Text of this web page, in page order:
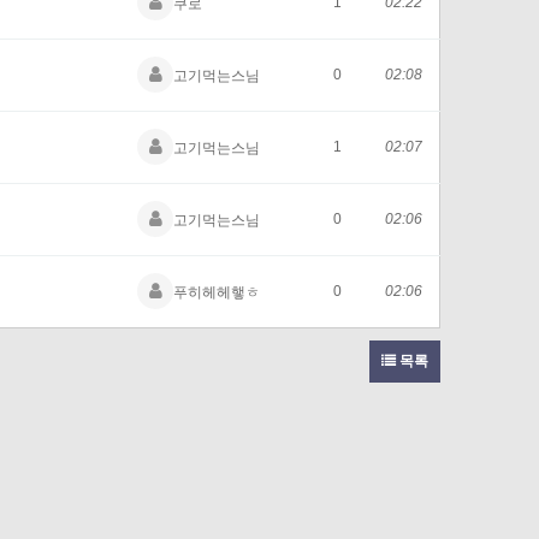
쿠로
고기먹는스님 0 02:08
고기먹는스님 1 02:07
고기먹는스님 0 02:06
푸히헤헤햏ㅎ 0 02:06
목록